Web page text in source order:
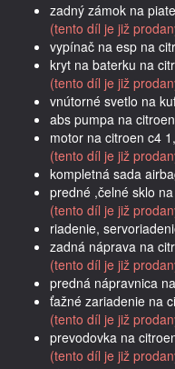
zadný zámok na
(tento díl je již
vypínač na esp na
kryt na baterku na
(tento díl je již
vnútorné svetlo na
abs pumpa na
motor na citroen c4
(tento díl je již
kompletná sada
predné ,čelné sklo
(tento díl je již
riadenie,
zadná náprava na
(tento díl je již
predná nápravnica
ťažné zariadenie na
(tento díl je již
prevodovka na
(tento díl je již